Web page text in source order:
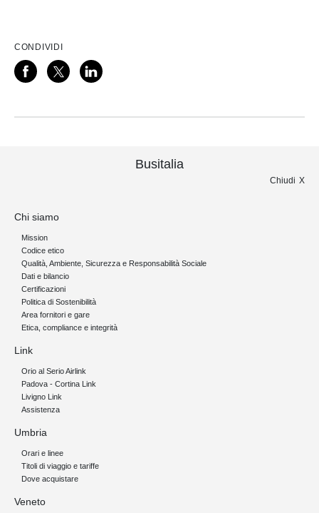
CONDIVIDI
Busitalia
Chiudi
Chi siamo
Mission
Codice etico
Qualità, Ambiente, Sicurezza e Responsabilità Sociale
Dati e bilancio
Certificazioni
Politica di Sostenibilità
Area fornitori e gare
Etica, compliance e integrità
Link
Orio al Serio Airlink
Padova - Cortina Link
Livigno Link
Assistenza
Umbria
Orari e linee
Titoli di viaggio e tariffe
Dove acquistare
Veneto